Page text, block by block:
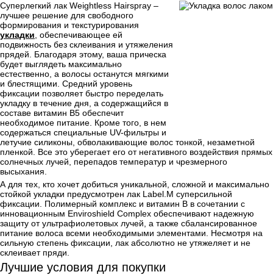
Суперлегкий лак Weightless Hairspray –
лучшее решение для свободного
формирования и текстурирования
укладки , обеспечивающее ей
подвижность без склеивания и утяжеления
прядей. Благодаря этому, ваша прическа
будет выглядеть максимально
естественно, а волосы останутся мягкими
и блестящими. Средний уровень
фиксации позволяет быстро переделать
укладку в течение дня, а содержащийся в
составе витамин В5 обеспечит
необходимое питание. Кроме того, в нем
содержаться специальные UV-фильтры и
летучие силиконы, обволакивающие волос тонкой, незаметной
пленкой. Все это уберегает его от негативного воздействия прямых
солнечных лучей, перепадов температур и чрезмерного
высыхания.
А для тех, кто хочет добиться уникальной, сложной и максимально
стойкой укладки предусмотрен лак Label.M суперсильной
фиксации. Полимерный комплекс и витамин B в сочетании с
инновационным Enviroshield Complex обеспечивают надежную
защиту от ультрафиолетовых лучей, а также сбалансированное
питание волоса всеми необходимыми элементами. Несмотря на
сильную степень фиксации, лак абсолютно не утяжеляет и не
склеивает пряди.
Лучшие условия для покупки